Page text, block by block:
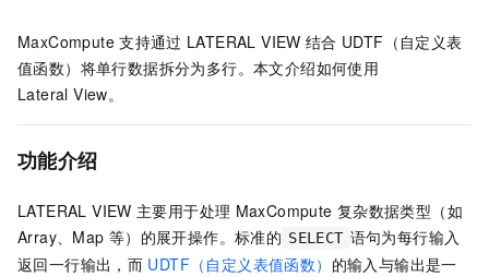
MaxCompute 支持通过 LATERAL VIEW 结合 UDTF（自定义表
值函数）将单行数据拆分为多行。本文介绍如何使用
Lateral View。
功能介绍
LATERAL VIEW 主要用于处理 MaxCompute 复杂数据类型（如
Array、Map 等）的展开操作。标准的 SELECT 语句为每行输入
返回一行输出，而 UDTF（自定义表值函数） 的输入与输出是一